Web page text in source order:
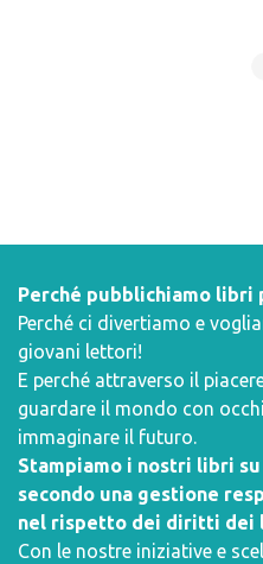
Perché pubblichiamo libri
Perché ci divertiamo e
giovani lettori!
E perché attraverso il
guardare il mondo con
immaginare il futuro.
Stampiamo i nostri libri
secondo una gestione
nel rispetto dei diritti dei
Con le nostre iniziative e